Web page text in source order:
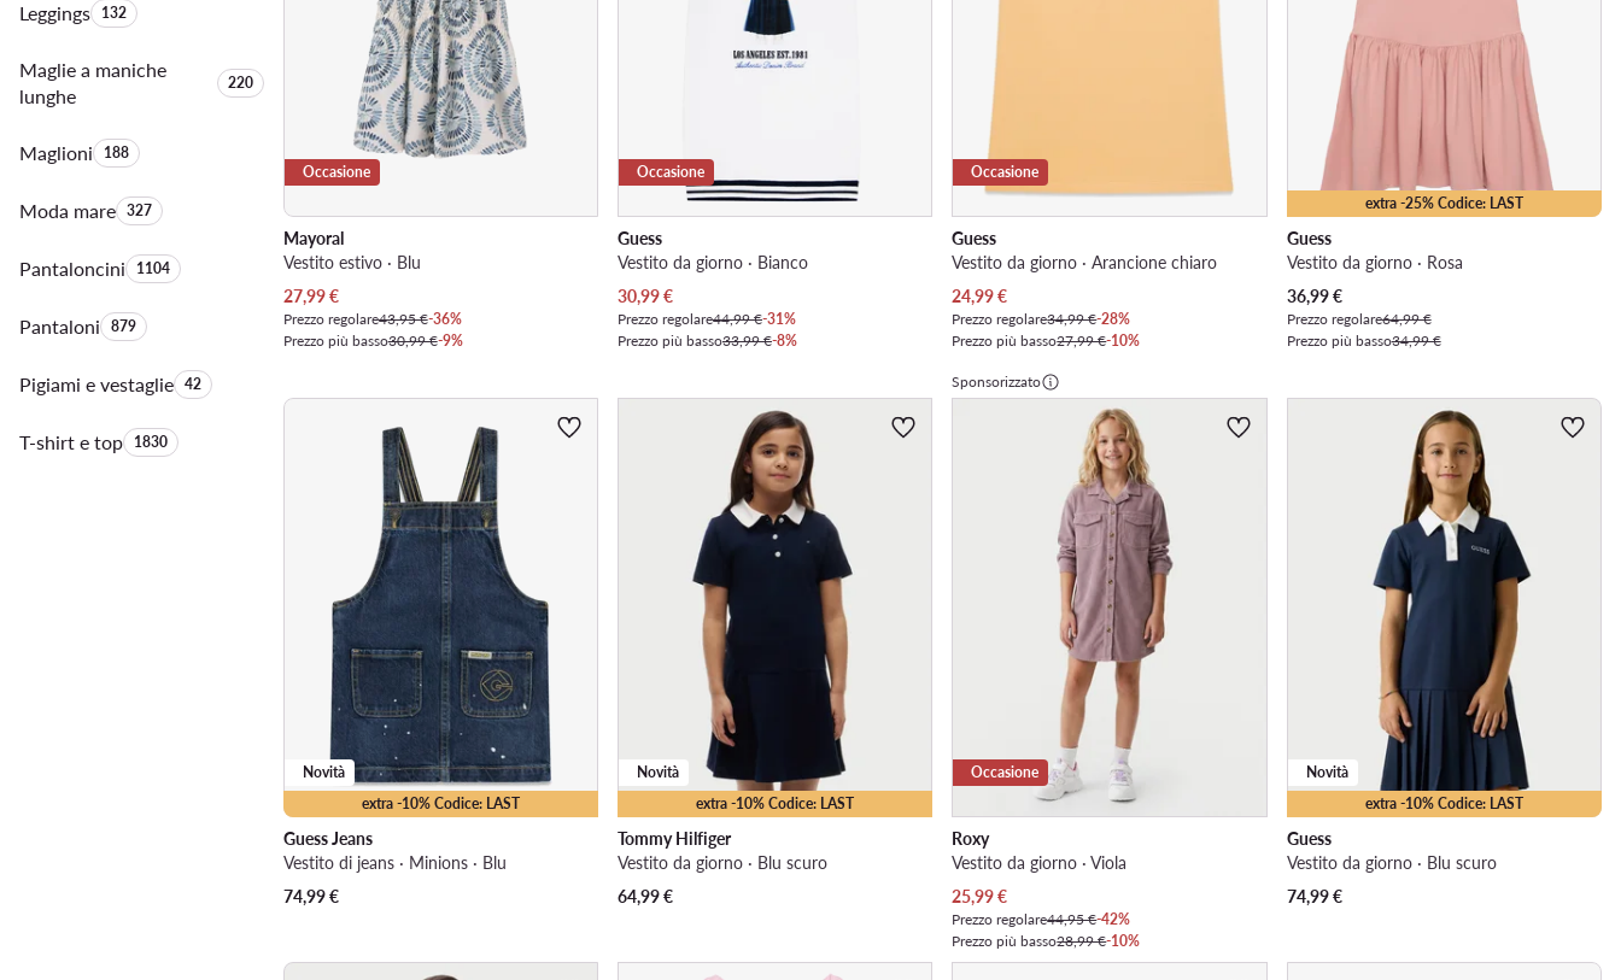
LeggingsQuantità di prodotti:
132
Maglie a maniche
lunghe
Quantità di prodotti:
220
MaglioniQuantità di prodotti:
188
Moda mareQuantità di prodotti:
327
PantalonciniQuantità di prodotti:
1104
PantaloniQuantità di prodotti:
879
Pigiami e vestaglieQuantità di prodotti:
42
T-shirt e topQuantità di prodotti:
1830
Occasione
Mayoral
Vestito estivo · Blu
Prezzo attuale
27,99€
Prezzo regolare43,95 €-36%
Prezzo più basso30,99 €-9%
Occasione
Guess
Vestito da giorno · Bianco
Prezzo attuale
30,99€
Prezzo regolare44,99 €-31%
Prezzo più basso33,99 €-8%
Occasione
Guess
Vestito da giorno · Arancione chiaro
Prezzo attuale
24,99€
Prezzo regolare34,99 €-28%
Prezzo più basso27,99 €-10%
extra -25% Codice: LAST
Guess
Vestito da giorno · Rosa
Prezzo attuale
36,99€
Prezzo regolare64,99 €
Prezzo più basso34,99 €
extra -10% Codice: LAST
Novità
Guess Jeans
Vestito di jeans · Minions · Blu
74,99€
extra -10% Codice: LAST
Novità
Tommy Hilfiger
Vestito da giorno · Blu scuro
64,99€
Sponsorizzato
Occasione
Roxy
Vestito da giorno · Viola
Prezzo attuale
25,99€
Prezzo regolare44,95 €-42%
Prezzo più basso28,99 €-10%
extra -10% Codice: LAST
Novità
Guess
Vestito da giorno · Blu scuro
74,99€